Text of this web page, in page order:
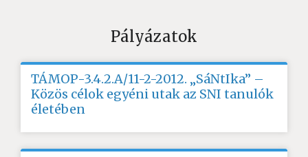
Pályázatok
TÁMOP-3.4.2.A/11-2-2012. „SáNtIka” –
Közös célok egyéni utak az SNI tanulók
életében